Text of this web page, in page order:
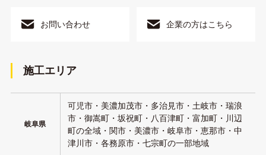
お問い合わせ 企業の方はこちら
施工エリア
岐阜県
可児市・美濃加茂市・多治見市・土岐市・瑞浪
市・御嵩町・坂祝町・八百津町・富加町・川辺
町の全域・関市・美濃市・岐阜市・恵那市・中
津川市・各務原市・七宗町の一部地域